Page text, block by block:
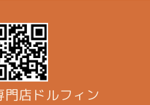
門店ドルフィン